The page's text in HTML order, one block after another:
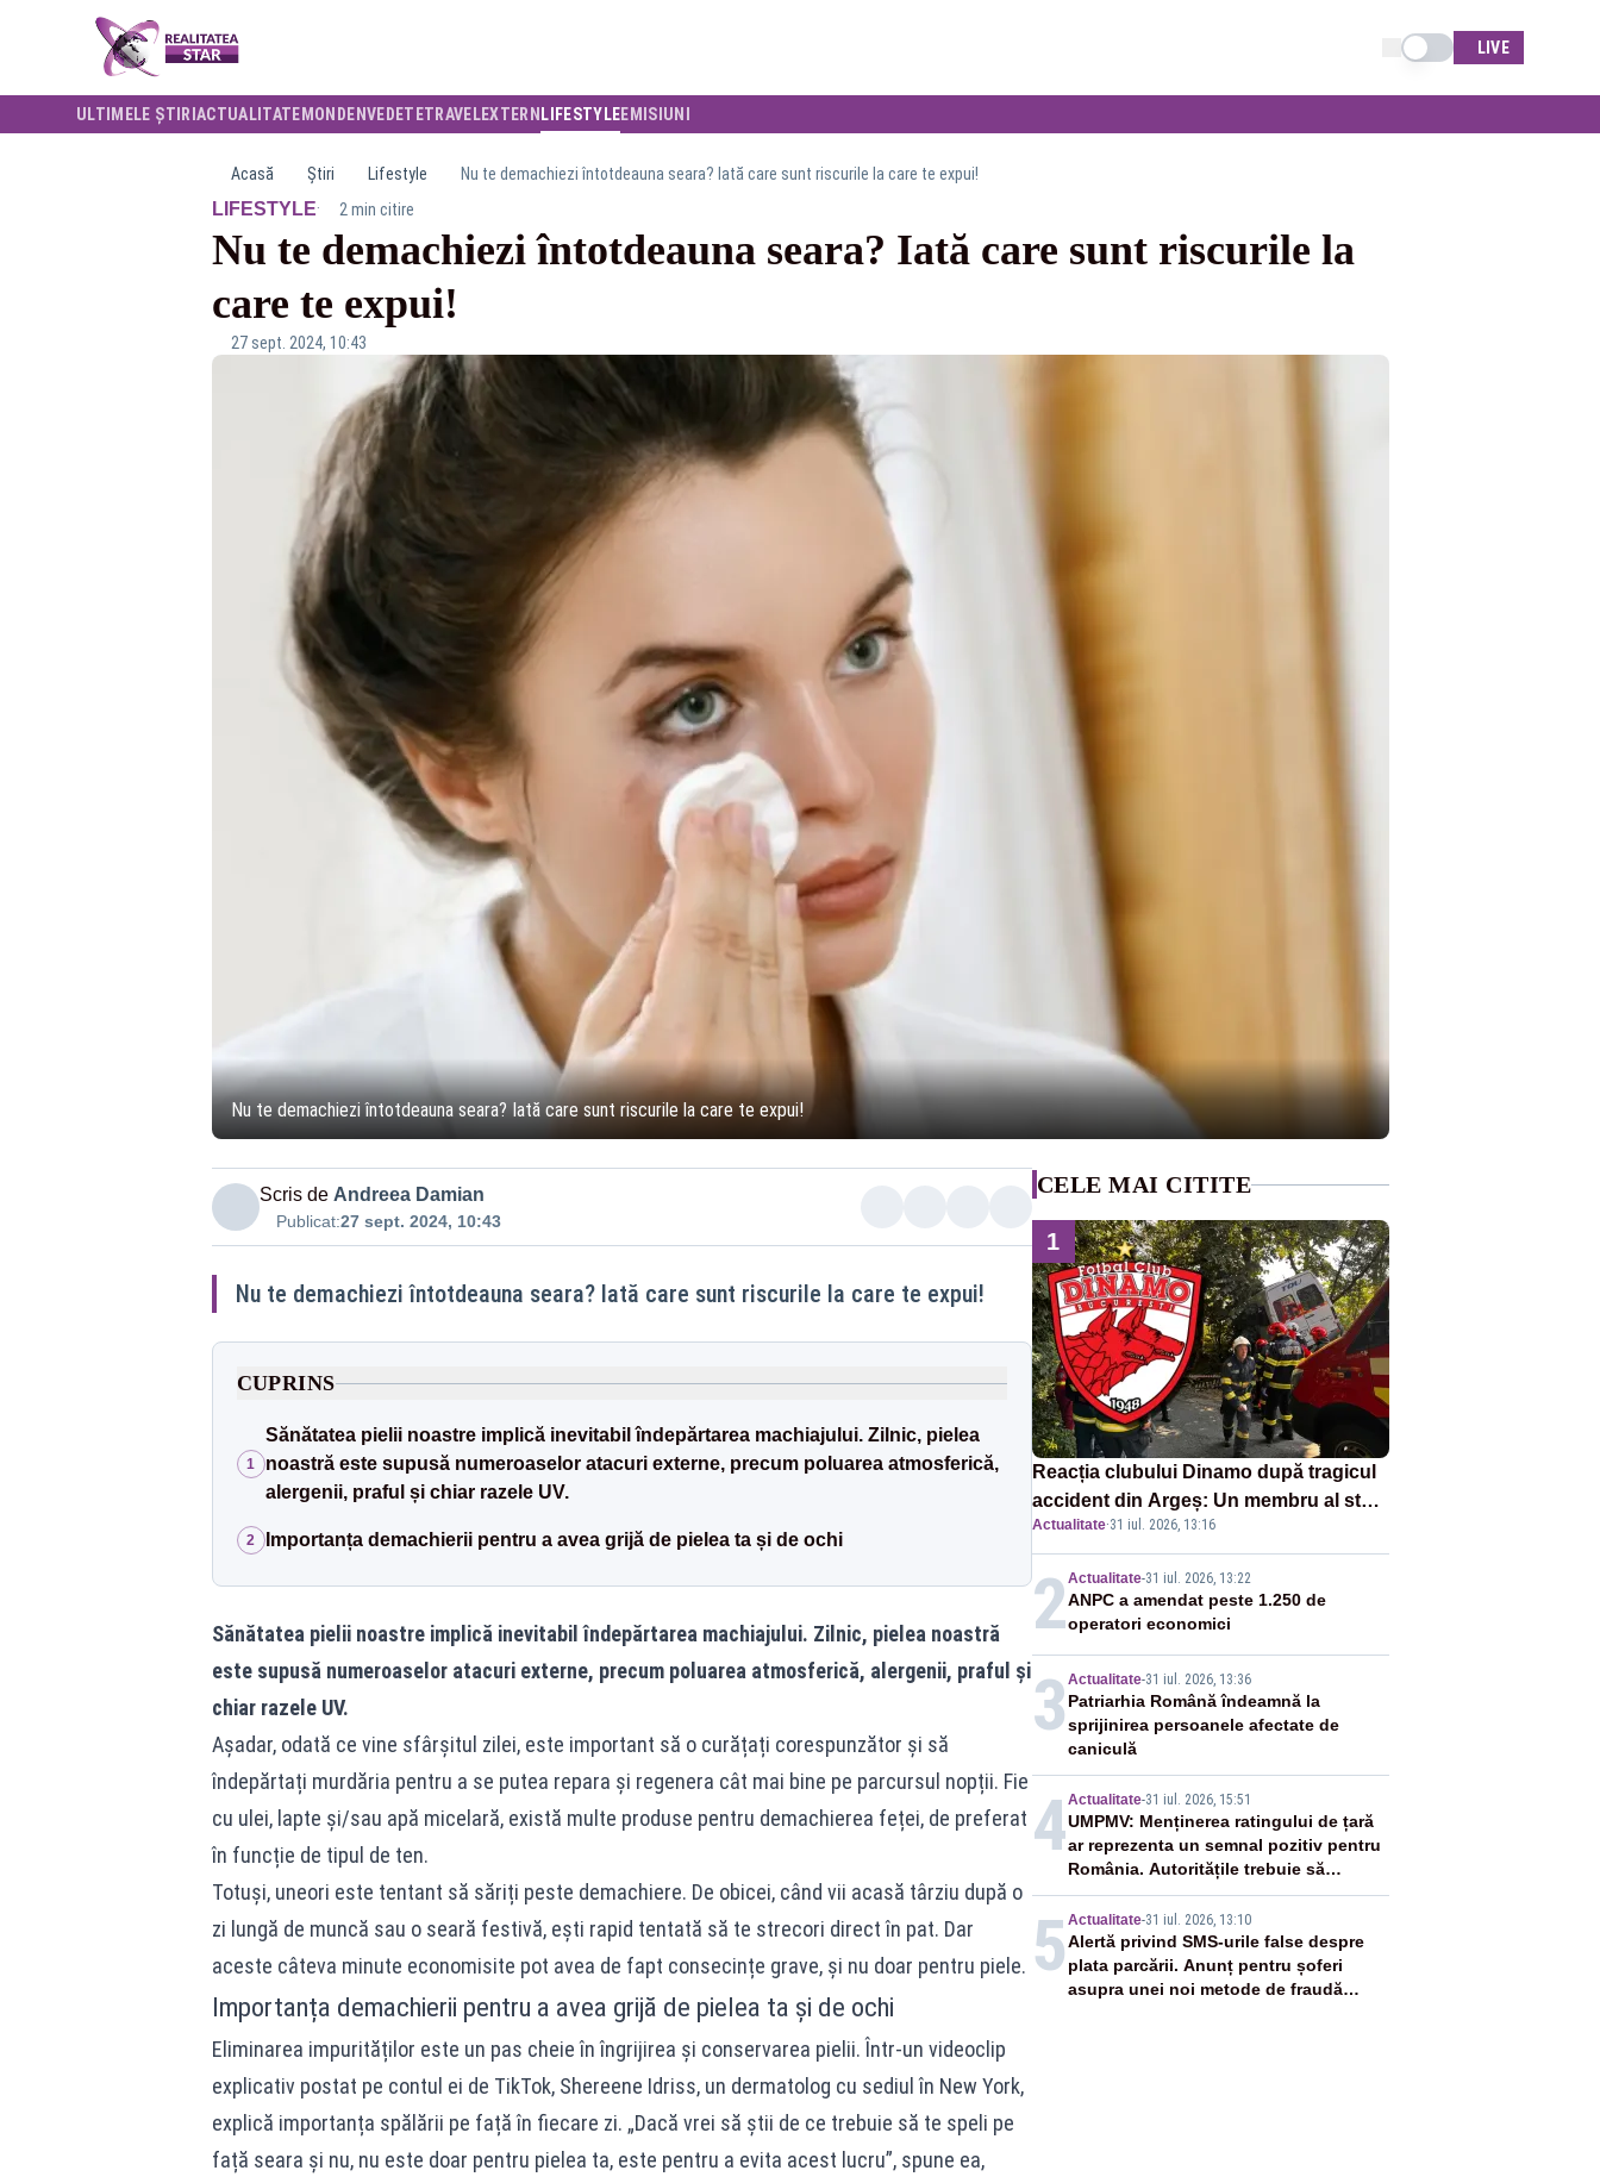
Schimba tema
LIVE
ULTIMELE ȘTIRI ACTUALITATE MONDENVEDETETRAVELEXTERN LIFESTYLEEMISIUNI
Acasă Știri Lifestyle Nu te demachiezi întotdeauna seara? Iată care sunt riscurile la care te expui!
LIFESTYLE· 2 min citire
Nu te demachiezi întotdeauna seara? Iată care sunt riscurile la
care te expui!
27 sept. 2024, 10:43
Nu te demachiezi întotdeauna seara? Iată care sunt riscurile la care te expui!
Scris de Andreea Damian
Publicat:27 sept. 2024, 10:43
Nu te demachiezi întotdeauna seara? Iată care sunt riscurile la care te expui!
CUPRINS
1
Sănătatea pielii noastre implică inevitabil îndepărtarea machiajului. Zilnic, pielea
noastră este supusă numeroaselor atacuri externe, precum poluarea atmosferică,
alergenii, praful și chiar razele UV.
2 Importanța demachierii pentru a avea grijă de pielea ta și de ochi
Sănătatea pielii noastre implică inevitabil îndepărtarea machiajului. Zilnic, pielea noastră
este supusă numeroaselor atacuri externe, precum poluarea atmosferică, alergenii, praful și
chiar razele UV.
Așadar, odată ce vine sfârșitul zilei, este important să o curățați corespunzător și să
îndepărtați murdăria pentru a se putea repara și regenera cât mai bine pe parcursul nopții. Fie
cu ulei, lapte și/sau apă micelară, există multe produse pentru demachierea feței, de preferat
în funcție de tipul de ten.
Totuși, uneori este tentant să săriți peste demachiere. De obicei, când vii acasă târziu după o
zi lungă de muncă sau o seară festivă, ești rapid tentată să te strecori direct în pat. Dar
aceste câteva minute economisite pot avea de fapt consecințe grave, și nu doar pentru piele.
Importanța demachierii pentru a avea grijă de pielea ta și de ochi
Eliminarea impurităților este un pas cheie în îngrijirea și conservarea pielii. Într-un videoclip
explicativ postat pe contul ei de TikTok, Shereene Idriss, un dermatolog cu sediul în New York,
explică importanța spălării pe față în fiecare zi. „Dacă vrei să știi de ce trebuie să te speli pe
față seara și nu, nu este doar pentru pielea ta, este pentru a evita acest lucru”, spune ea,
CELE MAI CITITE
1
Reacția clubului Dinamo după tragicul
accident din Argeș: Un membru al staff-
ului medical a murit, antrenorul Adrian
Ropotan este în spital
Actualitate·31 iul. 2026, 13:16
2Actualitate-31 iul. 2026, 13:22
ANPC a amendat peste 1.250 de
operatori economici
3 Actualitate-31 iul. 2026, 13:36
Patriarhia Română îndeamnă la
sprijinirea persoanele afectate de
caniculă
4Actualitate-31 iul. 2026, 15:51
UMPMV: Menținerea ratingului de țară
ar reprezenta un semnal pozitiv pentru
România. Autoritățile trebuie să
continue consolidarea stabilității
economice și financiare
5 Actualitate-31 iul. 2026, 13:10
Alertă privind SMS-urile false despre
plata parcării. Anunț pentru șoferi
asupra unei noi metode de fraudă